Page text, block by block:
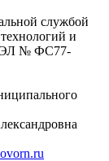
службой
и
ЭЛ № ФС77-